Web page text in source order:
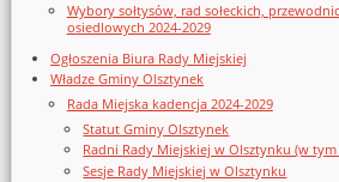
Wybory sołtysów, rad sołeckich,
osiedlowych 2024-2029
Ogłoszenia Biura Rady Miejskiej
Władze Gminy Olsztynek
Rada Miejska kadencja 2024-2029
Statut Gminy Olsztynek
Radni Rady Miejskiej w Olsztynku (w
Sesje Rady Miejskiej w Olsztynku